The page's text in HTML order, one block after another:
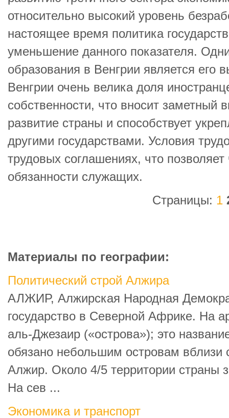
относительно высокий уровень
настоящее время политика
уменьшение данного показателя.
образования в Венгрии является его
Венгрии очень велика доля
собственности, что вносит заметный
развитие страны и способствует
другими государствами. Условия
трудовых соглашениях, что
обязанности служащих.
Страницы: 1
Материалы по географии:
Политический строй Алжира
АЛЖИР, Алжирская Народная
государство в Северной Африке. На
аль-Джезаир («острова»); это
обязано небольшим островам вблизи
Алжир. Около 4/5 территории страны
На сев ...
Экономика и транспорт